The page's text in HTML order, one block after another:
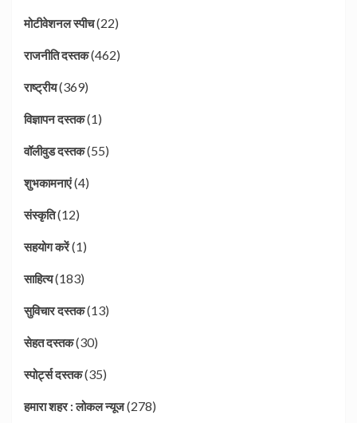
मोटीवेशनल स्पीच(22)
राजनीति दस्तक(462)
राष्ट्रीय(369)
विज्ञापन दस्तक(1)
वॉलीवुड दस्तक(55)
शुभकामनाएं(4)
संस्कृति(12)
सहयोग करें(1)
साहित्य(183)
सुविचार दस्तक(13)
सेहत दस्तक(30)
स्पोर्ट्स दस्तक(35)
हमारा शहर : लोकल न्यूज(278)